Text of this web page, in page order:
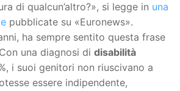
di qualcun’altro?», si legge in una
pubblicate su «Euronews».
ha sempre sentito questa frase
una diagnosi di disabilità
i suoi genitori non riuscivano a
essere indipendente,